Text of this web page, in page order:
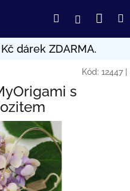
HledatPřihlášení
Kód: 12447
s